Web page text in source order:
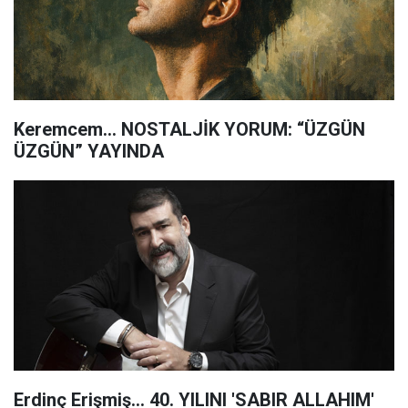
Keremcem… NOSTALJİK YORUM: “ÜZGÜN
ÜZGÜN” YAYINDA
Erdinç Erişmiş… 40. YILINI 'SABIR ALLAHIM'